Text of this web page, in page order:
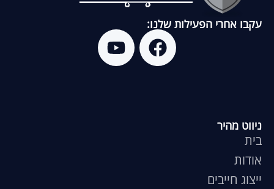
עקבו אחרי הפעילות שלנו:
ניווט מהיר
בית
אודות
ייצוג חייבים